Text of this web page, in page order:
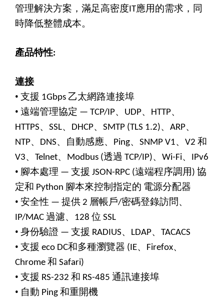
管理解決方案，滿足高密度 IT應用的需求，同
時降低整體成本。
產品特性:
連接
• 支援 1Gbps 乙太網路連接埠
• 遠端管理協定 — TCP/IP、 UDP、 HTTP、
HTTPS、 SSL、 DHCP、 SMTP (TLS 1.2)、 ARP、
NTP、 DNS、自動感應、 Ping、 SNMP V1、 V2 和
V3、 Telnet、 Modbus (透過 TCP/IP)、 Wi-Fi、 IPv6
• 腳本處理 — 支援 JSON-RPC (遠端程序調用) 協
定和 Python 腳本來控制指定的 電源分配器
• 安全性 — 提供 2 層帳戶/密碼登錄訪問、
IP/MAC 過濾、 128 位 SSL
• 身份驗證 — 支援 RADIUS、 LDAP、 TACACS
• 支援 eco DC和多種瀏覽器 (IE、 Firefox、
Chrome 和 Safari)
• 支援 RS-232 和 RS-485 通訊連接埠
• 自動 Ping 和重開機